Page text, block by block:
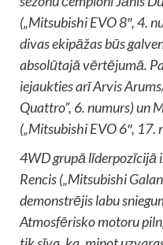
(„Mitsubishi EVO 8″, 4.
divas ekipāžas būs
absolūtajā vērtējumā.
iejaukties arī Arvis
Quattro”, 6. numurs) un
(„Mitsubishi EVO 6″, 17.
4WD grupā līderpozīcijā
Rencis („Mitsubishi
demonstrējis labu
Atmosfērisko motoru